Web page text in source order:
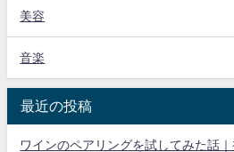
美容
音楽
最近の投稿
ワインのペアリングを試してみた話